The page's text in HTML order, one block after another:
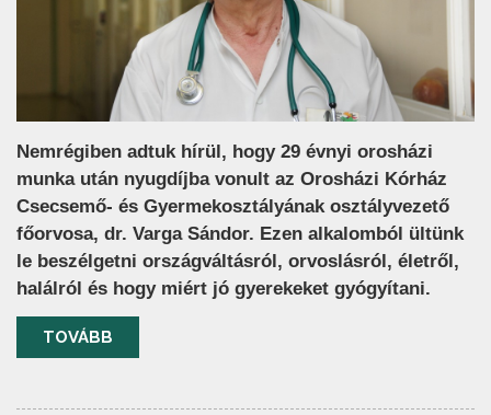
Nemrégiben adtuk hírül, hogy 29 évnyi orosházi
munka után nyugdíjba vonult az Orosházi Kórház
Csecsemő- és Gyermekosztályának osztályvezető
főorvosa, dr. Varga Sándor. Ezen alkalomból ültünk
le beszélgetni országváltásról, orvoslásról, életről,
halálról és hogy miért jó gyerekeket gyógyítani.
TOVÁBB